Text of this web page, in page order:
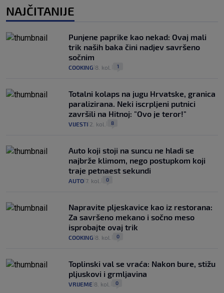
NAJČITANIJE
Punjene paprike kao nekad: Ovaj mali
trik naših baka čini nadjev savršeno
sočnim
COOKING 8. kol. 1
Totalni kolaps na jugu Hrvatske, granica
paralizirana. Neki iscrpljeni putnici
završili na Hitnoj: "Ovo je teror!"
VIJESTI 2. kol. 8
Auto koji stoji na suncu ne hladi se
najbrže klimom, nego postupkom koji
traje petnaest sekundi
AUTO 7. kol. 0
Napravite pljeskavice kao iz restorana:
Za savršeno mekano i sočno meso
isprobajte ovaj trik
COOKING 8. kol. 0
Toplinski val se vraća: Nakon bure, stižu
pljuskovi i grmljavina
VRIJEME 8. kol. 0